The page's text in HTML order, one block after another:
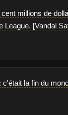
millions de
League. [Vandal
c'était la fin du